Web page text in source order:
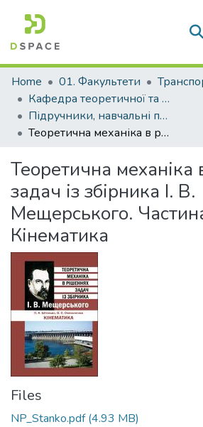
Communities & Collections
All of DSpace
Statistics
Home 01. Факультети
Кафедра теоретичної та прикладної механіки (Кафедра Т та ПМ)
Підручники, навчальні посібники кафедри Т та ПМ
Теоретична механіка в рішеннях задач із збірника І. В. Мещерського. Частина ІІ. Кінематика
Теоретична механіка
задач із збірника І. В.
Мещерського. Частина
Кінематика
Files
NP_Stanko.pdf(4.93 MB)